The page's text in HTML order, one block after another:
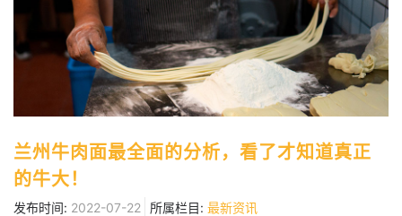
兰州牛肉面最全面的分析，看了才知道真正
的牛大！
发布时间: 2022-07-22 所属栏目: 最新资讯